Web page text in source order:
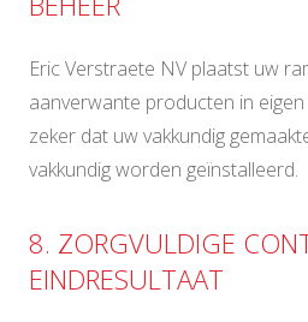
Eric Verstraete NV plaatst uw
aanverwante producten in
zeker dat uw vakkundig
vakkundig worden geïnstalleerd.
8. ZORGVULDIGE
EINDRESULTAAT